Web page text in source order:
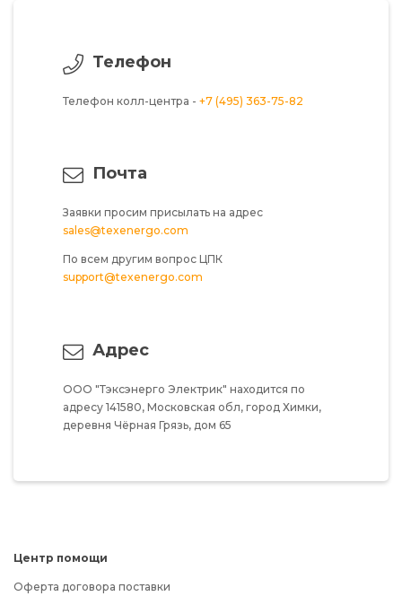
Телефон
Телефон колл-центра - +7 (495) 363-75-82
Почта
Заявки просим присылать на адрес
sales@texenergo.com
По всем другим вопрос ЦПК
support@texenergo.com
Адрес
ООО "Тэксэнерго Электрик" находится по
адресу 141580, Московская обл, город Химки,
деревня Чёрная Грязь, дом 65
Центр помощи
Оферта договора поставки